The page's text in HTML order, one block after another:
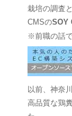
栽培の調査
CMSのSOY
※前職の話
以前、神奈
高品質な鶏